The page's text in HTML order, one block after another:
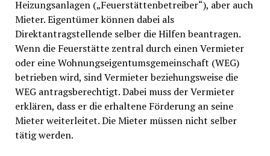
Heizungsanlagen („Feuerstättenbetreiber“), aber auch
Mieter. Eigentümer können dabei als
Direktantragstellende selber die Hilfen beantragen.
Wenn die Feuerstätte zentral durch einen Vermieter
oder eine Wohnungseigentumsgemeinschaft (WEG)
betrieben wird, sind Vermieter beziehungsweise die
WEG antragsberechtigt. Dabei muss der Vermieter
erklären, dass er die erhaltene Förderung an seine
Mieter weiterleitet. Die Mieter müssen nicht selber
tätig werden.